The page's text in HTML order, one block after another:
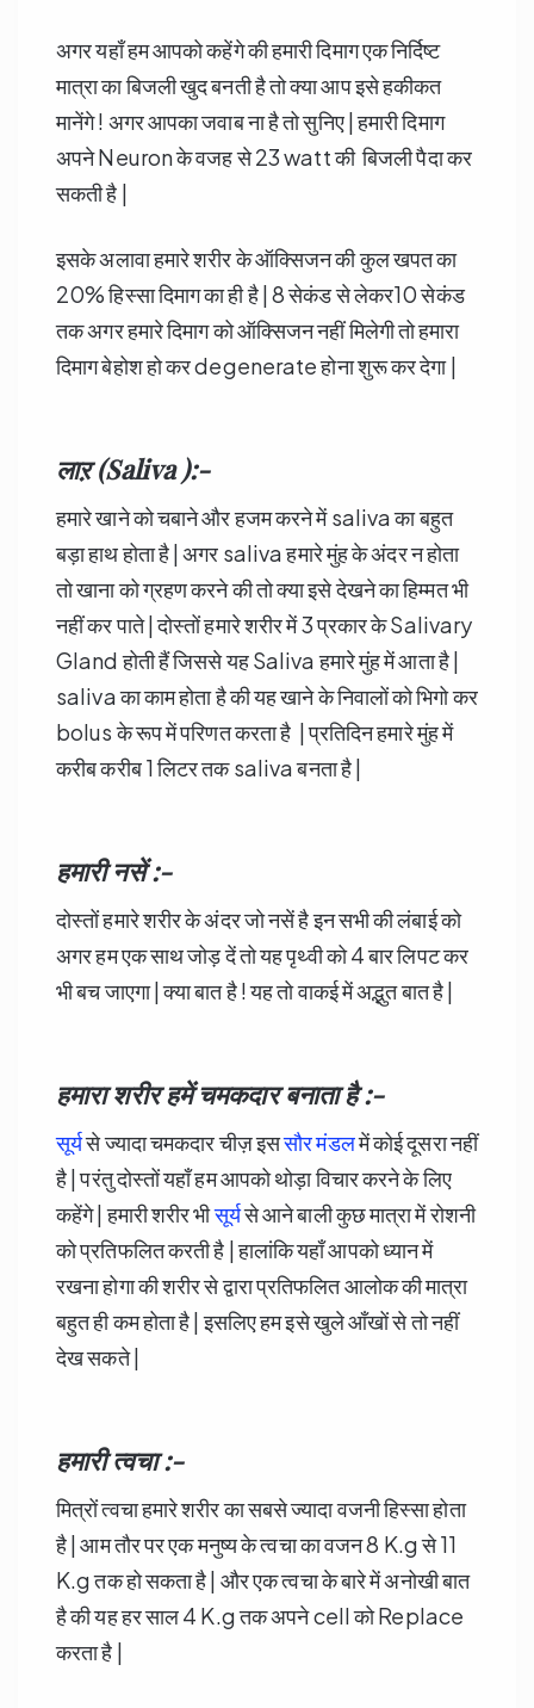
अगर यहाँ हम आपको कहेंगे की हमारी दिमाग एक निर्दिष्ट
मात्रा का बिजली खुद बनती है तो क्या आप इसे हकीकत
मानेंगे ! अगर आपका जवाब ना है तो सुनिए | हमारी दिमाग
अपने Neuron के वजह से 23 watt की बिजली पैदा कर
सकती है |
इसके अलावा हमारे शरीर के ऑक्सिजन की कुल खपत का
20% हिस्सा दिमाग का ही है | 8 सेकंड से लेकर10 सेकंड
तक अगर हमारे दिमाग को ऑक्सिजन नहीं मिलेगी तो हमारा
दिमाग बेहोश हो कर degenerate होना शुरू कर देगा |
लाऱ (Saliva ):-
हमारे खाने को चबाने और हजम करने में saliva का बहुत
बड़ा हाथ होता है | अगर saliva हमारे मुंह के अंदर न होता
तो खाना को ग्रहण करने की तो क्या इसे देखने का हिम्मत भी
नहीं कर पाते | दोस्तों हमारे शरीर में 3 प्रकार के Salivary
Gland होती हैं जिससे यह Saliva हमारे मुंह में आता है |
saliva का काम होता है की यह खाने के निवालों को भिगो कर
bolus के रूप में परिणत करता है | प्रतिदिन हमारे मुंह में
करीब करीब 1 लिटर तक saliva बनता है |
हमारी नसें :-
दोस्तों हमारे शरीर के अंदर जो नसें है इन सभी की लंबाई को
अगर हम एक साथ जोड़ दें तो यह पृथ्वी को 4 बार लिपट कर
भी बच जाएगा | क्या बात है ! यह तो वाकई में अद्भुत बात है |
हमारा शरीर हमें चमकदार बनाता है :-
सूर्यसे ज्यादा चमकदार चीज़ इससौर मंडलमें कोई दूसरा नहीं
है | परंतु दोस्तों यहाँ हम आपको थोड़ा विचार करने के लिए
कहेंगे | हमारी शरीर भीसूर्यसे आने बाली कुछ मात्रा में रोशनी
को प्रतिफलित करती है | हालांकि यहाँ आपको ध्यान में
रखना होगा की शरीर से द्वारा प्रतिफलित आलोक की मात्रा
बहुत ही कम होता है | इसलिए हम इसे खुले आँखों से तो नहीं
देख सकते |
हमारी त्वचा :-
मित्रों त्वचा हमारे शरीर का सबसे ज्यादा वजनी हिस्सा होता
है | आम तौर पर एक मनुष्य के त्वचा का वजन 8 K.g से 11
K.g तक हो सकता है | और एक त्वचा के बारे में अनोखी बात
है की यह हर साल 4 K.g तक अपने cell को Replace
करता है |